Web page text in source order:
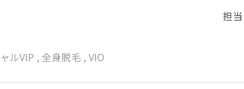
担
ルVIP ,全身脱毛 ,VIO